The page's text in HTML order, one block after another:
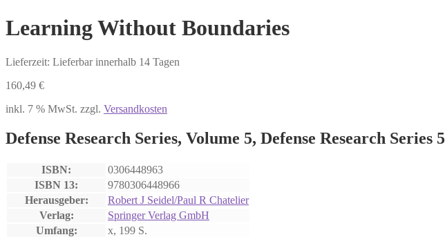
Learning Without Boundaries
Lieferzeit: Lieferbar innerhalb 14 Tagen
160,49 €
inkl. 7 % MwSt. zzgl. Versandkosten
Defense Research Series, Volume 5, Defense Research Series 5
ISBN:
0306448963
ISBN 13:
9780306448966
Herausgeber:
Robert J Seidel/Paul R Chatelier
Verlag:
Springer Verlag GmbH
Umfang:
x, 199 S.